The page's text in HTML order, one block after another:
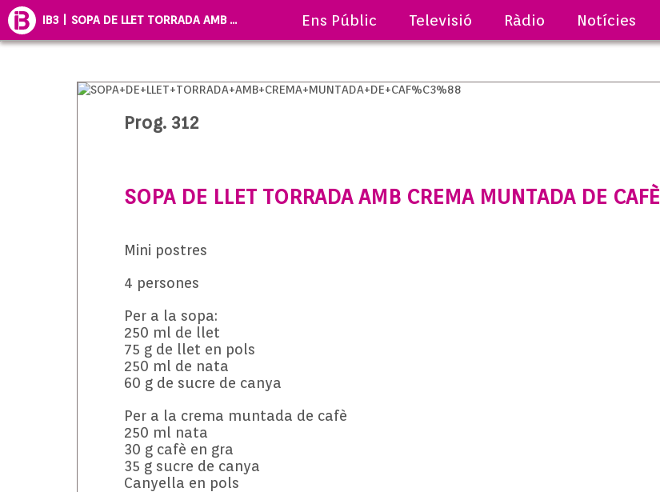
IB3 | SOPA DE LLET TORRADA AMB ... Ens Públic Televisió Ràdio Notícies
Prog. 312
SOPA DE LLET TORRADA AMB CREMA MUNTADA DE CAFÈ
Mini postres
4 persones
Per a la sopa:
250 ml de llet
75 g de llet en pols
250 ml de nata
60 g de sucre de canya
Per a la crema muntada de cafè
250 ml nata
30 g cafè en gra
35 g sucre de canya
Canyella en pols